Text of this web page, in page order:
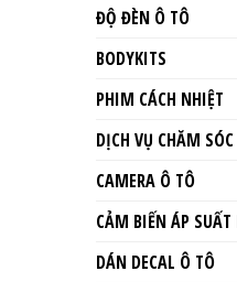
ĐỘ ĐÈN Ô TÔ
BODYKITS
PHIM CÁCH NHIỆT
DỊCH VỤ CHĂM SÓC
CAMERA Ô TÔ
CẢM BIẾN ÁP SUẤT
DÁN DECAL Ô TÔ